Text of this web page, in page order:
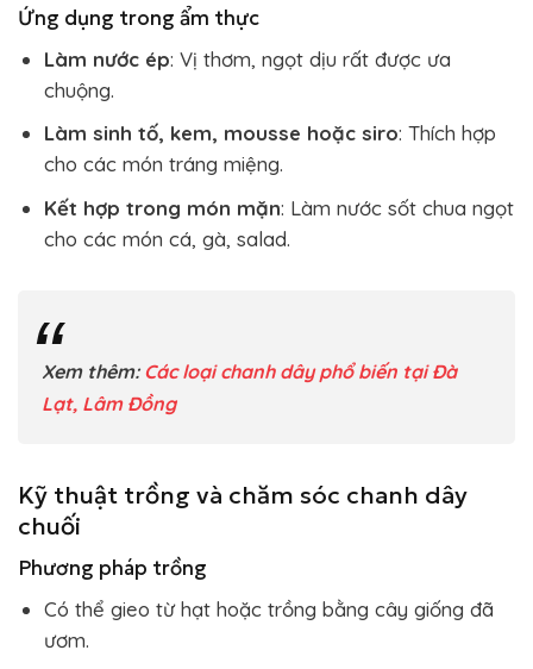
Ứng dụng trong ẩm thực
Làm nước ép: Vị thơm, ngọt dịu rất được ưa
chuộng.
Làm sinh tố, kem, mousse hoặc siro: Thích hợp
cho các món tráng miệng.
Kết hợp trong món mặn: Làm nước sốt chua ngọt
cho các món cá, gà, salad.
Xem thêm: Các loại chanh dây phổ biến tại Đà
Lạt, Lâm Đồng
Kỹ thuật trồng và chăm sóc chanh dây
chuối
Phương pháp trồng
Có thể gieo từ hạt hoặc trồng bằng cây giống đã
ươm.